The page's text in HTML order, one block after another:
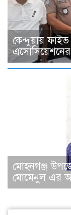
কেন্দুয়ায় ফাইভ
মোহনগঞ্জ
মোমেনুল এর